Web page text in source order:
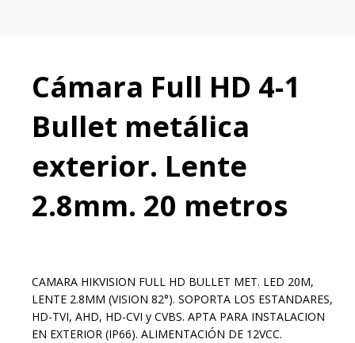
Cámara Full HD 4-1
Bullet metálica
exterior. Lente
2.8mm. 20 metros
CAMARA HIKVISION FULL HD BULLET MET. LED 20M,
LENTE 2.8MM (VISION 82°). SOPORTA LOS ESTANDARES,
HD-TVI, AHD, HD-CVI y CVBS. APTA PARA INSTALACION
EN EXTERIOR (IP66). ALIMENTACIÓN DE 12VCC.